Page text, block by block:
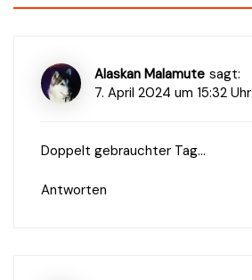
Alaskan Malamute sagt:
7. April 2024 um 15:32 Uhr
Doppelt gebrauchter Tag…
Antworten